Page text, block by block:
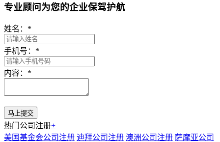
专业顾问为您的企业保驾护航
姓名： *
手机号： *
内容： *
热门公司注册+
美国基金会公司注册 迪拜公司注册 澳洲公司注册 萨摩亚公司